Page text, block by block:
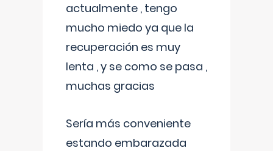
actualmente , tengo
mucho miedo ya que la
recuperación es muy
lenta , y se como se pasa ,
muchas gracias
Sería más conveniente
estando embarazada